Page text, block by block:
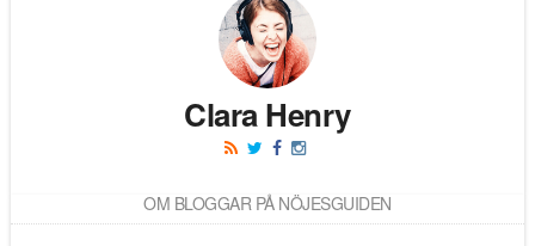
Clara Henry
OM BLOGGAR PÅ NÖJESGUIDEN